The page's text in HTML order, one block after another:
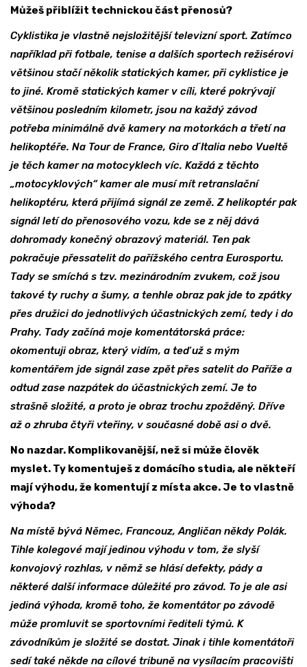
Můžeš přiblížit technickou část přenosů?
Cyklistika je vlastně nejsložitější televizní sport. Zatímco
například při fotbale, tenise a dalších sportech režisérovi
většinou stačí několik statických kamer, při cyklistice je
to jiné. Kromě statických kamer v cíli, které pokrývají
většinou posledním kilometr, jsou na každý závod
potřeba minimálně dvě kamery na motorkách a třetí na
helikoptéře. Na Tour de France, Giro d´Italia nebo Vueltě
je těch kamer na motocyklech víc. Každá z těchto
„motocyklových“ kamer ale musí mít retranslační
helikoptéru, která přijímá signál ze země. Z helikoptér pak
signál letí do přenosového vozu, kde se z něj dává
dohromady konečný obrazový materiál. Ten pak
pokračuje přessatelit do pařížského centra Eurosportu.
Tady se smíchá s tzv. mezinárodním zvukem, což jsou
takové ty ruchy a šumy, a tenhle obraz pak jde to zpátky
přes družici do jednotlivých účastnických zemí, tedy i do
Prahy. Tady začíná moje komentátorská práce:
okomentuji obraz, který vidím, a teď už s mým
komentářem jde signál zase zpět přes satelit do Paříže a
odtud zase nazpátek do účastnických zemí. Je to
strašně složité, a proto je obraz trochu zpožděný. Dříve
až o zhruba čtyři vteřiny, v současné době asi o dvě.
No nazdar. Komplikovanější, než si může člověk
myslet. Ty komentuješ z domácího studia, ale někteří
mají výhodu, že komentují z místa akce. Je to vlastně
výhoda?
Na místě bývá Němec, Francouz, Angličan někdy Polák.
Tihle kolegové mají jedinou výhodu v tom, že slyší
konvojový rozhlas, v němž se hlásí defekty, pády a
některé další informace důležité pro závod. To je ale asi
jediná výhoda, kromě toho, že komentátor po závodě
může promluvit se sportovními řediteli týmů. K
závodníkům je složité se dostat. Jinak i tihle komentátoři
sedí také někde na cílové tribuně na vysílacím pracovišti